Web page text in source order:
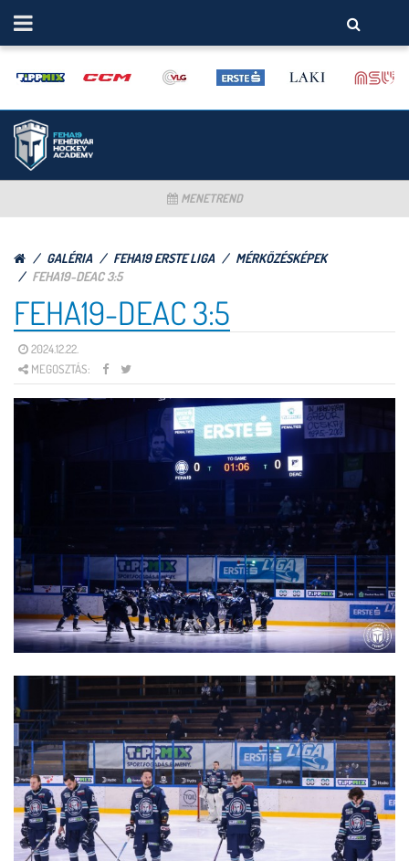
MENETREND
GALÉRIA FEHA19 ERSTE LIGA
MÉRKÖZÉSKÉPEK
FEHA19-DEAC 3:5
FEHA19-DEAC 3:5
2024.12.22.
MEGOSZTÁS: